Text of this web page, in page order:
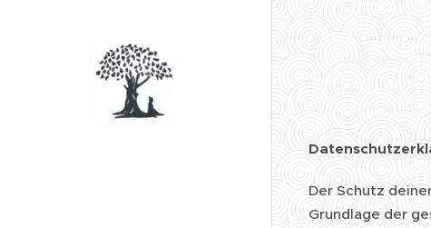
Der Schutz
Grundlage der